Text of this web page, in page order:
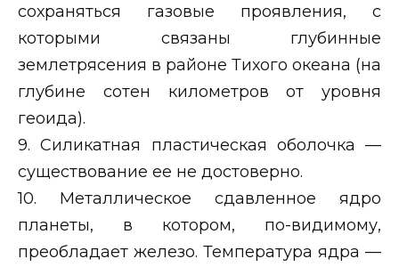
сохраняться газовые проявления, с
которыми связаны глубинные
землетрясения в районе Тихого океана (на
глубине сотен километров от уровня
геоида).
9. Силикатная пластическая оболочка —
существование ее не достоверно.
10. Металлическое сдавленное ядро
планеты, в котором, по-видимому,
преобладает железо. Температура ядра —